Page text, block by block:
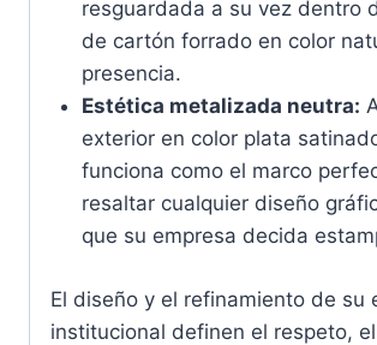
resguardada a su vez dentro
de cartón forrado en color
presencia.
Estética metalizada neutra:
exterior en color plata
funciona como el marco
resaltar cualquier diseño
que su empresa decida
El diseño y el refinamiento de su
institucional definen el respeto,